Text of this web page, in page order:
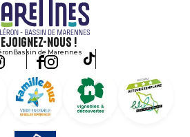
nous !
Bassin de Marennes